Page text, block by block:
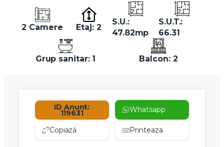
2 Camere Etaj: 2
S.U.:
47.82mp
S.U.T.:
66.31
Grup sanitar: 1 Balcon: 2
ID Anunt:
119631 Whatsapp
Copiază Printeaza